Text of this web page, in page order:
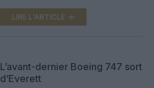
LIRE L'ARTICLE
L’avant-dernier Boeing 747 sort
d’Everett